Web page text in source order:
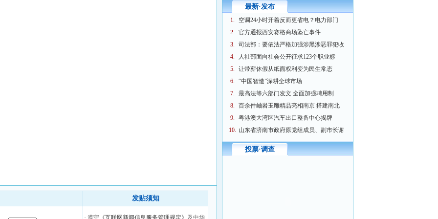
发贴须知
· 遵守 《互联网新闻信息服务管理规定》 及中华
最新·发布
1.
空调24小时开着反而更省电？电力部门
2.
官方通报西安赛格商场坠亡事件
3.
司法部：要依法严格加强涉黑涉恶罪犯收
4.
人社部面向社会公开征求123个职业标
5.
让带薪休假从纸面权利变为民生常态
6.
“中国智造”深耕全球市场
7.
最高法等六部门发文 全面加强聘用制
8.
百余件岫岩玉雕精品亮相南京 搭建南北
9.
粤港澳大湾区汽车出口整备中心揭牌
10. 山东省济南市政府原党组成员、副市长谢
投票·调查